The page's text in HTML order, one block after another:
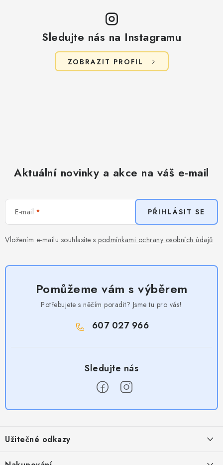
Sledujte nás na Instagramu
ZOBRAZIT PROFIL
Aktuální novinky a akce na váš e-mail
E-mail
Vložením e-mailu souhlasíte s podmínkami ochrany osobních údajů
PŘIHLÁSIT SE
Pomůžeme vám s výběrem
Potřebujete s něčím poradit? Jsme tu pro vás!
607 027 966
p
a
Užitečné odkazy